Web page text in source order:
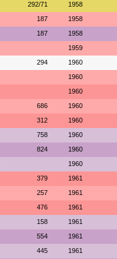
292/71 1958
187 1958
187 1958
1959
294 1960
1960
1960
686 1960
312 1960
758 1960
824 1960
1960
379 1961
257 1961
476 1961
158 1961
554 1961
445 1961